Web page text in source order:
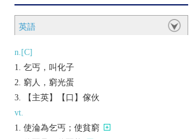
英語
n.[C]
乞丐，叫化子
窮人，窮光蛋
【主英】【口】傢伙
vt.
使淪為乞丐；使貧窮